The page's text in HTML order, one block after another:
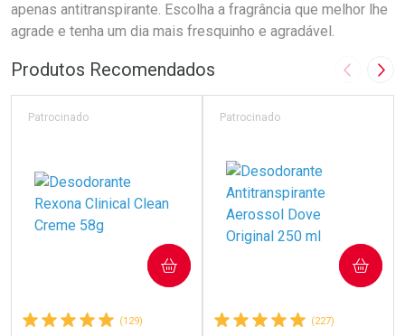
apenas antitranspirante. Escolha a fragrância que melhor lhe
agrade e tenha um dia mais fresquinho e agradável.
Produtos Recomendados Imagem
(129)
Patrocinado
COMPRAR
(227)
Patrocinado
COMPRAR